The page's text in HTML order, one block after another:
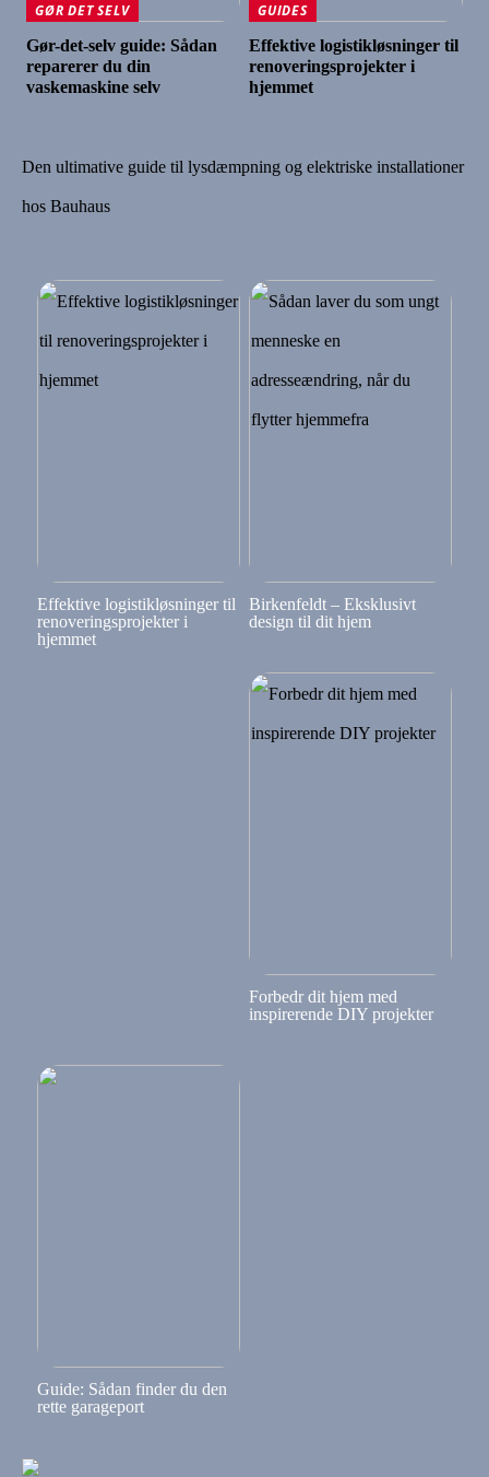
GØR DET SELV
Gør-det-selv guide: Sådan
reparerer du din
vaskemaskine selv
GUIDES
Effektive logistikløsninger til
renoveringsprojekter i
hjemmet
Den ultimative guide til lysdæmpning og elektriske installationer
hos Bauhaus
Effektive logistikløsninger til
renoveringsprojekter i
hjemmet
Birkenfeldt – Eksklusivt
design til dit hjem
Forbedr dit hjem med
inspirerende DIY projekter
Guide: Sådan finder du den
rette garageport